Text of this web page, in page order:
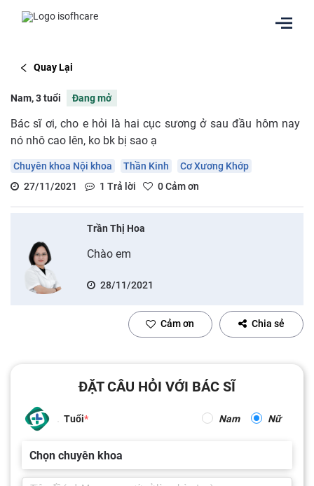
Quay Lại
Nam, 3 tuổi Đang mở
Bác sĩ ơi, cho e hỏi là hai cục sương ở sau đầu hôm nay
nó nhô cao lên, ko bk bị sao ạ
Chuyên khoa Nội khoa Thần Kinh
Cơ Xương Khớp
27/11/2021
1 Trả lời 0Cảm ơn
Trần Thị Hoa
Chào em
28/11/2021
Cảm ơn Chia sẻ
ĐẶT CÂU HỎI VỚI BÁC SĨ
Tuổi Nam Nữ
Chọn chuyên khoa